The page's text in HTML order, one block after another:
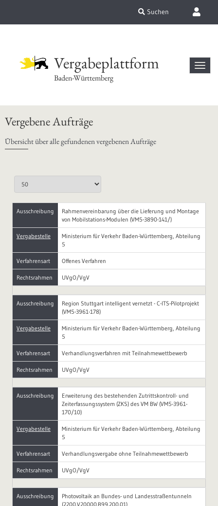
Suchen
Vergabeplattform
Baden-Württemberg
Vergebene Aufträge
Übersicht über alle gefundenen vergebenen Aufträge
Ausschreibung
Rahmenvereinbarung über die Lieferung und Montage
von Mobilstations-Modulen (VM5-3890-141/)
Vergabestelle
Ministerium für Verkehr Baden-Württemberg, Abteilung
5
Verfahrensart Offenes Verfahren
Rechtsrahmen UVgO/VgV
Ausschreibung
Region Stuttgart intelligent vernetzt - C-ITS-Pilotprojekt
(VM5-3961-178)
Vergabestelle
Ministerium für Verkehr Baden-Württemberg, Abteilung
5
Verfahrensart Verhandlungsverfahren mit Teilnahmewettbewerb
Rechtsrahmen UVgO/VgV
Ausschreibung
Erweiterung des bestehenden Zutrittskontroll- und
Zeiterfassungssystem (ZKS) des VM BW (VM5-3961-
170/10)
Vergabestelle
Ministerium für Verkehr Baden-Württemberg, Abteilung
5
Verfahrensart Verhandlungsvergabe ohne Teilnahmewettbewerb
Rechtsrahmen UVgO/VgV
Ausschreibung
Photovoltaik an Bundes- und Landesstraßentunneln
(2200.V20000.B99.200.01)